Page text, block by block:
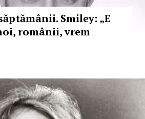
Smiley: „E
românii, vrem